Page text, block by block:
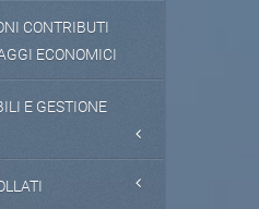
CONTRIBUTI
ECONOMICI
E GESTIONE